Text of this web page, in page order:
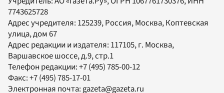
7743625728
Адрес учредителя: 125239, Россия, Москва, Коптевская
улица, дом 67
Адрес редакции и издателя: 117105, г. Москва,
Варшавское шоссе, д.9, стр.1
Телефон редакции:+7 (495) 785-00-12
Факс:+7 (495) 785-17-01
Электронная почта:gazeta@gazeta.ru